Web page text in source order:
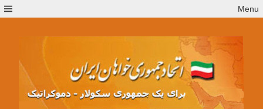
to
Menu